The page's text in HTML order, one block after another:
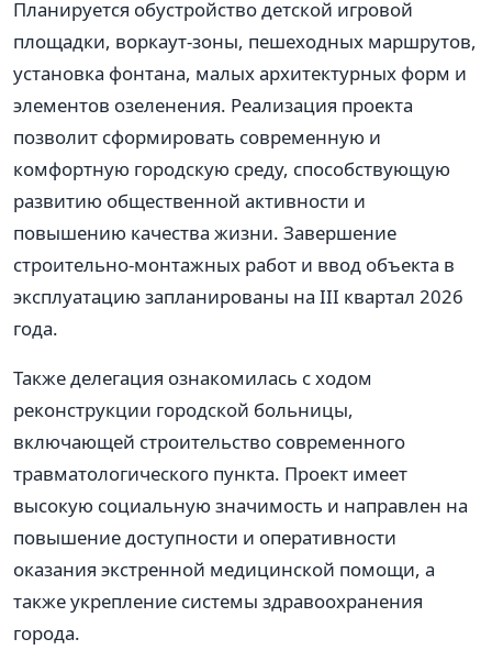
Планируется обустройство детской игровой
площадки, воркаут-зоны, пешеходных маршрутов,
установка фонтана, малых архитектурных форм и
элементов озеленения. Реализация проекта
позволит сформировать современную и
комфортную городскую среду, способствующую
развитию общественной активности и
повышению качества жизни. Завершение
строительно-монтажных работ и ввод объекта в
эксплуатацию запланированы на III квартал 2026
года.
Также делегация ознакомилась с ходом
реконструкции городской больницы,
включающей строительство современного
травматологического пункта. Проект имеет
высокую социальную значимость и направлен на
повышение доступности и оперативности
оказания экстренной медицинской помощи, а
также укрепление системы здравоохранения
города.